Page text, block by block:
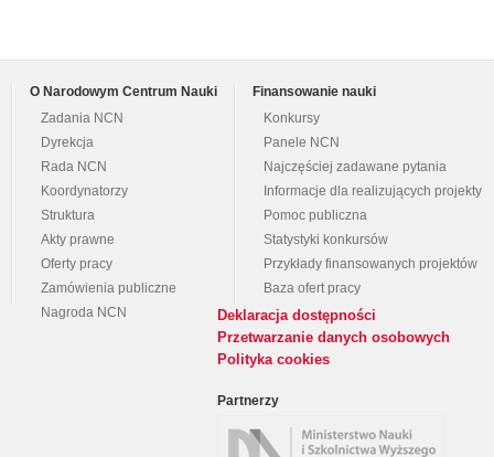
O Narodowym Centrum Nauki
Zadania NCN
Dyrekcja
Rada NCN
Koordynatorzy
Struktura
Akty prawne
Oferty pracy
Zamówienia publiczne
Nagroda NCN
Finansowanie nauki
Konkursy
Panele NCN
Najczęściej zadawane pytania
Informacje dla realizujących projekty
Pomoc publiczna
Statystyki konkursów
Przykłady finansowanych projektów
Baza ofert pracy
Deklaracja dostępności
Przetwarzanie danych osobowych
Polityka cookies
Partnerzy